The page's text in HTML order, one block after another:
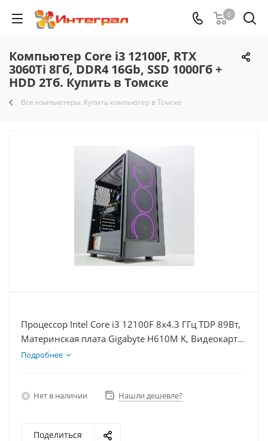
0
Компьютер Core i3 12100F, RTX
3060Ti 8Гб, DDR4 16Gb, SSD 1000Гб +
HDD 2Тб. Купить в Томске
Все компьютеры. Купить компьютер в Томске
Процессор Intel Core i3 12100F 8x4.3 ГГц TDP 89Вт,
Материнская плата Gigabyte H610M K, Видеокарта
RTX 3060Ti 8Гб, Память DDR4 16Gb, Диски SSD
Подробнее
Нет в наличии Нашли дешевле?
Поделиться